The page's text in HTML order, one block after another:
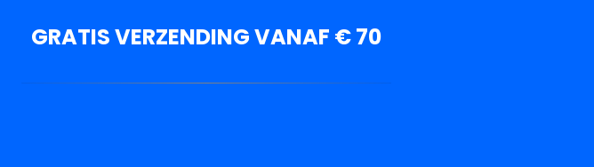
GRATIS VERZENDING VANAF € 70